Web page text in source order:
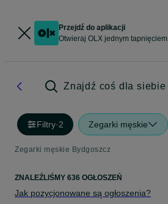
Przejdź do aplikacji
Otwieraj OLX jednym tapnięciem
Znajdź coś dla siebie
Filtry·2 Zegarki męskie
Zegarki męskie Bydgoszcz
ZNALEŹLIŚMY 636 OGŁOSZEŃ
Jak pozycjonowane są ogłoszenia?